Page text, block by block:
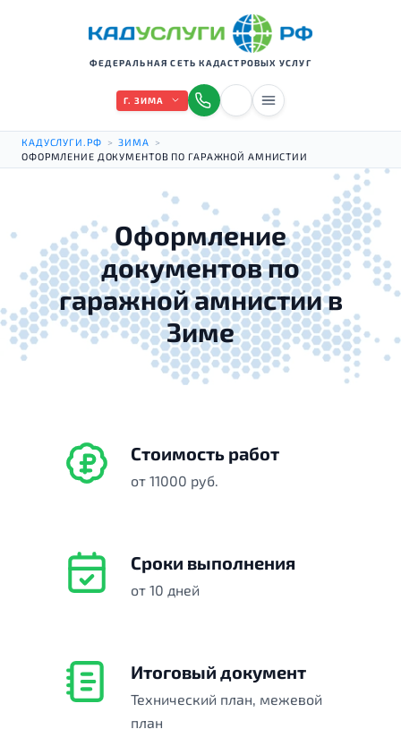
ФЕДЕРАЛЬНАЯ СЕТЬ КАДАСТРОВЫХ УСЛУГ
Г. ЗИМА
КАДУСЛУГИ.РФ > ЗИМА
>
ОФОРМЛЕНИЕ ДОКУМЕНТОВ ПО ГАРАЖНОЙ АМНИСТИИ
Оформление
документов по
гаражной амнистии в
Зиме
Стоимость работ
от 11000 руб.
Сроки выполнения
от 10 дней
Итоговый документ
Технический план, межевой
план